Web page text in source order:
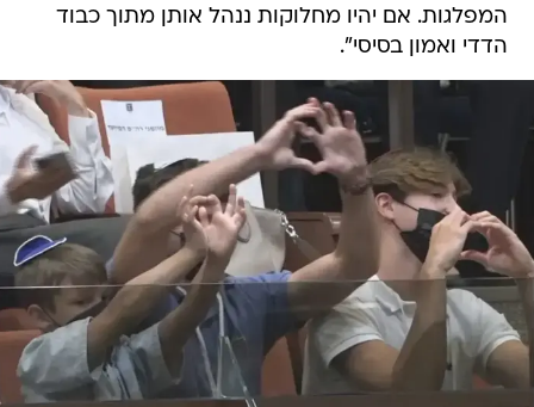
המפלגות. אם יהיו מחלוקות ננהל אותן מתוך כבוד
הדדי ואמון בסיסי".